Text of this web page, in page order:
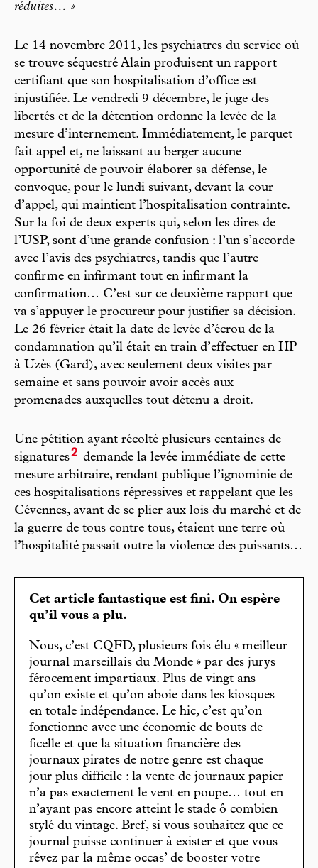
réduites… »
Le 14 novembre 2011, les psychiatres du service où
se trouve séquestré Alain produisent un rapport
certifiant que son hospitalisation d’office est
injustifiée. Le vendredi 9 décembre, le juge des
libertés et de la détention ordonne la levée de la
mesure d’internement. Immédiatement, le parquet
fait appel et, ne laissant au berger aucune
opportunité de pouvoir élaborer sa défense, le
convoque, pour le lundi suivant, devant la cour
d’appel, qui maintient l’hospitalisation contrainte.
Sur la foi de deux experts qui, selon les dires de
l’USP, sont d’une grande confusion : l’un s’accorde
avec l’avis des psychiatres, tandis que l’autre
confirme en infirmant tout en infirmant la
confirmation… C’est sur ce deuxième rapport que
va s’appuyer le procureur pour justifier sa décision.
Le 26 février était la date de levée d’écrou de la
condamnation qu’il était en train d’effectuer en HP
à Uzès (Gard), avec seulement deux visites par
semaine et sans pouvoir avoir accès aux
promenades auxquelles tout détenu a droit.
Une pétition ayant récolté plusieurs centaines de
signatures2 demande la levée immédiate de cette
mesure arbitraire, rendant publique l’ignominie de
ces hospitalisations répressives et rappelant que les
Cévennes, avant de se plier aux lois du marché et de
la guerre de tous contre tous, étaient une terre où
l’hospitalité passait outre la violence des puissants…
Cet article fantastique est fini. On espère
qu’il vous a plu.
Nous, c’est CQFD, plusieurs fois élu « meilleur
journal marseillais du Monde » par des jurys
férocement impartiaux. Plus de vingt ans
qu’on existe et qu’on aboie dans les kiosques
en totale indépendance. Le hic, c’est qu’on
fonctionne avec une économie de bouts de
ficelle et que la situation financière des
journaux pirates de notre genre est chaque
jour plus difficile : la vente de journaux papier
n’a pas exactement le vent en poupe… tout en
n’ayant pas encore atteint le stade ô combien
stylé du vintage. Bref, si vous souhaitez que ce
journal puisse continuer à exister et que vous
rêvez par la même occas’ de booster votre